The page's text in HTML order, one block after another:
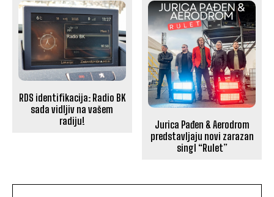
RDS identifikacija: Radio BK
sada vidljiv na vašem
radiju!
Jurica Pađen & Aerodrom
predstavljaju novi zarazan
singl “Rulet”